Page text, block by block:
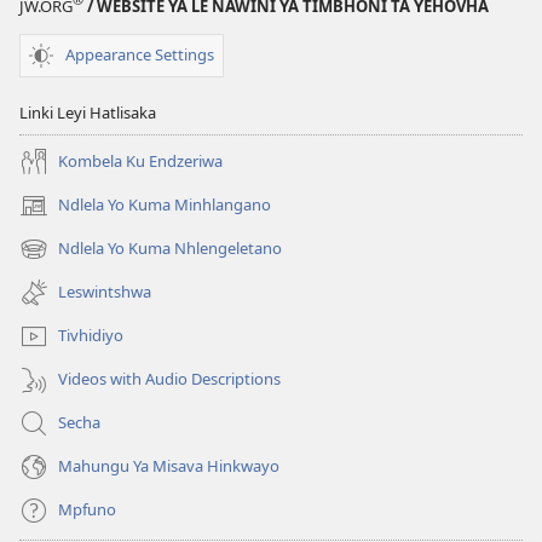
Khomiwa
JW.ORG / WEBSITE YA LE NAWINI YA TIMBHONI TA YEHOVHA
Appearance Settings
Linki Leyi Hatlisaka
Kombela Ku Endzeriwa
Ndlela Yo Kuma Minhlangano
(opens
new
window)
Ndlela Yo Kuma Nhlengeletano
(opens
new
window)
Leswintshwa
Tivhidiyo
Videos with Audio Descriptions
Secha
Mahungu Ya Misava Hinkwayo
Mpfuno